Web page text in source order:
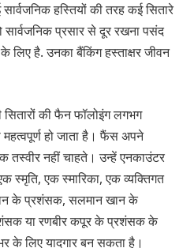
हस्तियों की तरह कई सितारे
सार्वजनिक प्रसार से दूर रखना पसंद
लिए है. उनका बैंकिंग हस्ताक्षर जीवन
की फैन फॉलोइंग लगभग
हो जाता है। फैंस अपने
तस्वीर नहीं चाहते। उन्हें एनकाउंटर
स्मृति, एक स्मारिका, एक व्यक्तिगत
के प्रशंसक, सलमान खान के
या रणबीर कपूर के प्रशंसक के
के लिए यादगार बन सकता है।